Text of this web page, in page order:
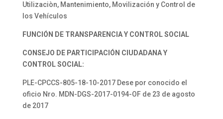
Utilizaciòn, Mantenimiento, Movilización y Control de
los Vehículos
FUNCIÓN DE TRANSPARENCIA Y CONTROL SOCIAL
CONSEJO DE PARTICIPACIÓN CIUDADANA Y
CONTROL SOCIAL:
PLE-CPCCS-805-18-10-2017 Dese por conocido el
oficio Nro. MDN-DGS-2017-0194-OF de 23 de agosto
de 2017